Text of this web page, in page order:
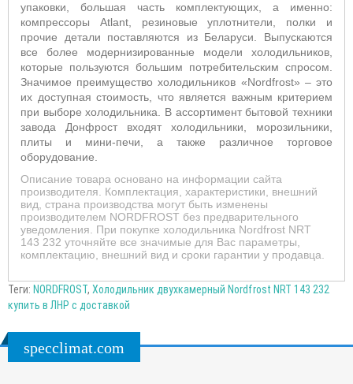
упаковки, большая часть комплектующих, а именно:
компрессоры Atlant, резиновые уплотнители, полки и
прочие детали поставляются из Беларуси. Выпускаются
все более модернизированные модели холодильников,
которые пользуются большим потребительским спросом.
Значимое преимущество холодильников «Nordfrost» – это
их доступная стоимость, что является важным критерием
при выборе холодильника. В ассортимент бытовой техники
завода Донфрост входят холодильники, морозильники,
плиты и мини-печи, а также различное торговое
оборудование.
Описание товара основано на информации сайта
производителя. Комплектация, характеристики, внешний
вид, страна производства могут быть изменены
производителем NORDFROST без предварительного
уведомления. При покупке холодильника Nordfrost NRT
143 232 уточняйте все значимые для Вас параметры,
комплектацию, внешний вид и сроки гарантии у продавца.
Теги: NORDFROST, Холодильник двухкамерный Nordfrost NRT 143 232
купить в ЛНР с доставкой
specclimat.com